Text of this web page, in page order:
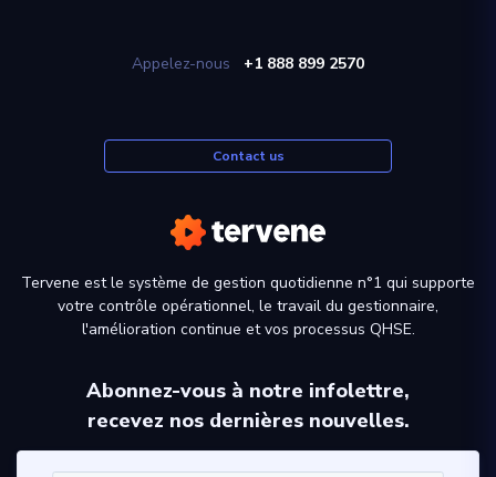
Tervene est le système de gestion quotidienne n°1 qui supporte
votre contrôle opérationnel, le travail du gestionnaire,
l'amélioration continue et vos processus QHSE.
Abonnez-vous à notre infolettre,
recevez nos dernières nouvelles.
Appelez-nous +1 888 899 2570
Contact us